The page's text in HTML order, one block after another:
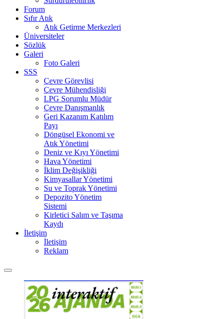
Forum
Sıfır Atık
Atık Getirme Merkezleri
Üniversiteler
Sözlük
Galeri
Foto Galeri
SSS
Çevre Görevlisi
Çevre Mühendisliği
LPG Sorumlu Müdür
Çevre Danışmanlık
Geri Kazanım Katılım
Payı
Döngüsel Ekonomi ve
Atık Yönetimi
Deniz ve Kıyı Yönetimi
Hava Yönetimi
İklim Değişikliği
Kimyasallar Yönetimi
Su ve Toprak Yönetimi
Depozito Yönetim
Sistemi
Kirletici Salım ve Taşıma
Kaydı
İletişim
İletişim
Reklam